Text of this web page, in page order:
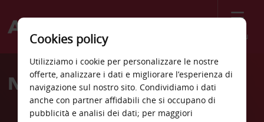
Menù
Welcome
AvisNoleggio auto Olanda
Cookies policy
Utilizziamo i cookie per personalizzare le nostre
offerte, analizzare i dati e migliorare l’esperienza di
navigazione sul nostro sito. Condividiamo i dati
anche con partner affidabili che si occupano di
pubblicità e analisi dei dati; per maggiori